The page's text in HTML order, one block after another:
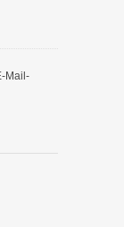
Mail-